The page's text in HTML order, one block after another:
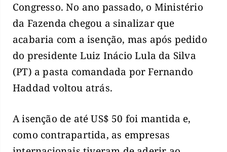
Congresso. No ano passado, o Ministério
da Fazenda chegou a sinalizar que
acabaria com a isenção, mas após pedido
do presidente Luiz Inácio Lula da Silva
(PT) a pasta comandada por Fernando
Haddad voltou atrás.
A isenção de até US$ 50 foi mantida e,
como contrapartida, as empresas